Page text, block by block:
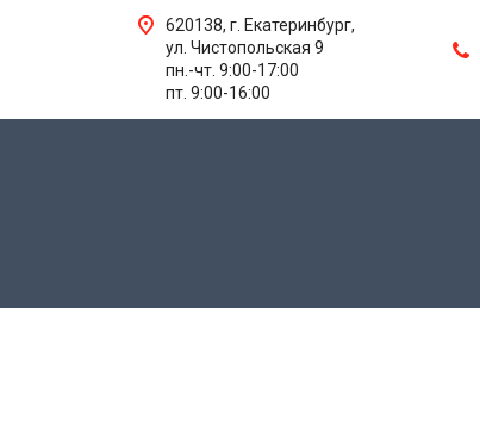
620138, г. Екатеринбург,
ул. Чистопольская 9
пн.-чт. 9:00-17:00
пт. 9:00-16:00